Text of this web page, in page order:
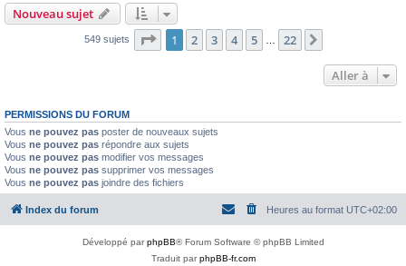
Nouveau sujet
549 sujets Page 1sur22
1 2 3 4 5 22
Aller à
PERMISSIONS DU FORUM
Vous ne pouvez pas poster de nouveaux sujets
Vous ne pouvez pas répondre aux sujets
Vous ne pouvez pas modifier vos messages
Vous ne pouvez pas supprimer vos messages
Vous ne pouvez pas joindre des fichiers
Index du forum Heures au format UTC+02:00
Développé parphpBB® Forum Software © phpBB Limited
Traduit parphpBB-fr.com